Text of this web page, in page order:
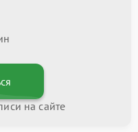
на сайте